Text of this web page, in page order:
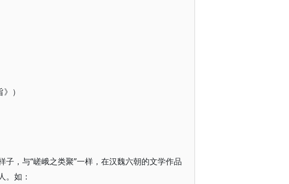
）
，与“嵯峨之类聚”一样，在汉魏六朝的文学作品
。如：